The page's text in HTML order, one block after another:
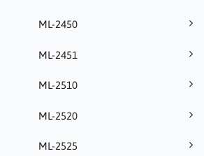
ML-2450
ML-2451
ML-2510
ML-2520
ML-2525